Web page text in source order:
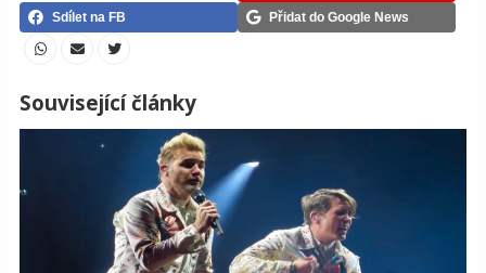
Sdílet na FB
Přidat do Google News
Související články